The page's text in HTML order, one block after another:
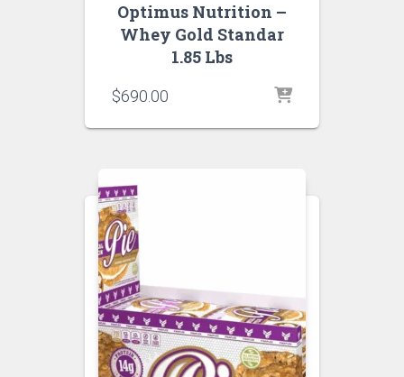
Optimus Nutrition –
Whey Gold Standar
1.85 Lbs
$690.00